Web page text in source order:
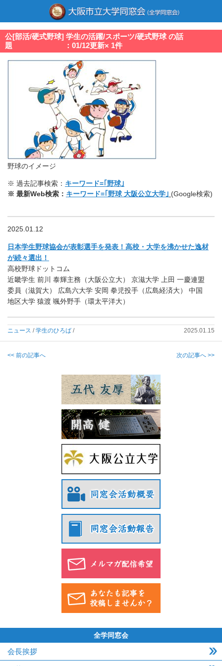
公[部活/硬式野球] 学生の活躍/スポーツ/硬式野球 の話
題 ：01/12更新× 1件
野球のイメージ
※ 過去記事検索： キーワード=｢野球｣
※ 最新Web検索： キーワード=｢野球 大阪公立大学｣ (Google検索)
2025.01.12
日本学生野球協会が表彰選手を発表！高校・大学を沸かせた逸材
が続々選出！
高校野球ドットコム
近畿学生 前川 泰輝主務（大阪公立大） 京滋大学 上田 一慶連盟
委員（滋賀大） 広島六大学 安岡 拳児投手（広島経済大） 中国
地区大学 猿渡 颯外野手（環太平洋大）
ニュース /学生のひろば / 2025.01.15
<< 前の記事へ 次の記事へ >>
全学同窓会
会長挨拶